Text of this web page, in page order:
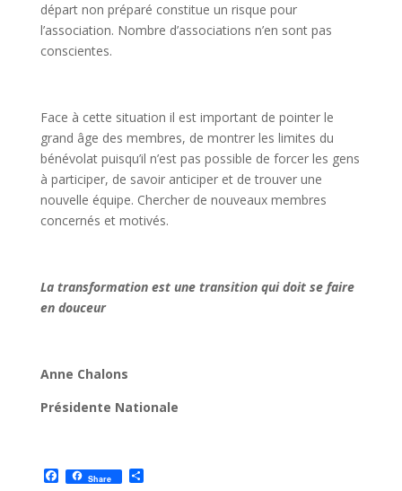
départ non préparé constitue un risque pour
l’association. Nombre d’associations n’en sont pas
conscientes.
Face à cette situation il est important de pointer le
grand âge des membres, de montrer les limites du
bénévolat puisqu’il n’est pas possible de forcer les gens
à participer, de savoir anticiper et de trouver une
nouvelle équipe. Chercher de nouveaux membres
concernés et motivés.
La transformation est une transition qui doit se faire
en douceur
Anne Chalons
Présidente Nationale
F Share P